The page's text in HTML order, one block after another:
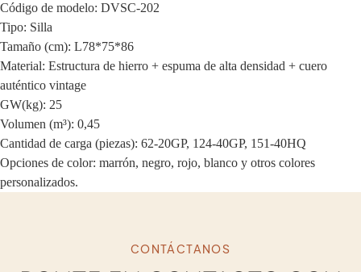
Código de modelo: DVSC-202
Tipo: Silla
Tamaño (cm): L78*75*86
Material: Estructura de hierro + espuma de alta densidad + cuero
auténtico vintage
GW(kg): 25
Volumen (m³): 0,45
Cantidad de carga (piezas): 62-20GP, 124-40GP, 151-40HQ
Opciones de color: marrón, negro, rojo, blanco y otros colores
personalizados.
CONTÁCTANOS